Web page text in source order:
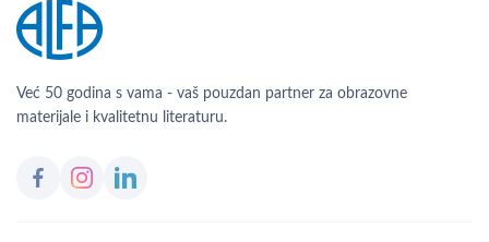
Već 50 godina s vama - vaš pouzdan partner za obrazovne
materijale i kvalitetnu literaturu.